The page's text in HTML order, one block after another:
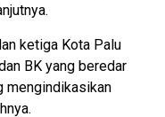
ketiga Kota Palu
BK yang beredar
mengindikasikan